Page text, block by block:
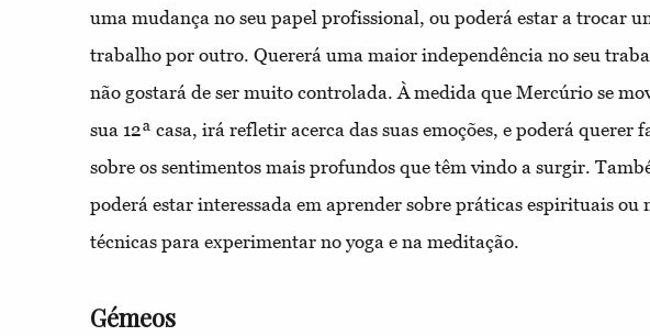
uma mudança no seu papel profissional, ou poderá estar a trocar
trabalho por outro. Quererá uma maior independência no seu
não gostará de ser muito controlada. À medida que Mercúrio se
sua 12ª casa, irá refletir acerca das suas emoções, e poderá querer
sobre os sentimentos mais profundos que têm vindo a surgir.
poderá estar interessada em aprender sobre práticas espirituais ou
técnicas para experimentar no yoga e na meditação.
Gémeos